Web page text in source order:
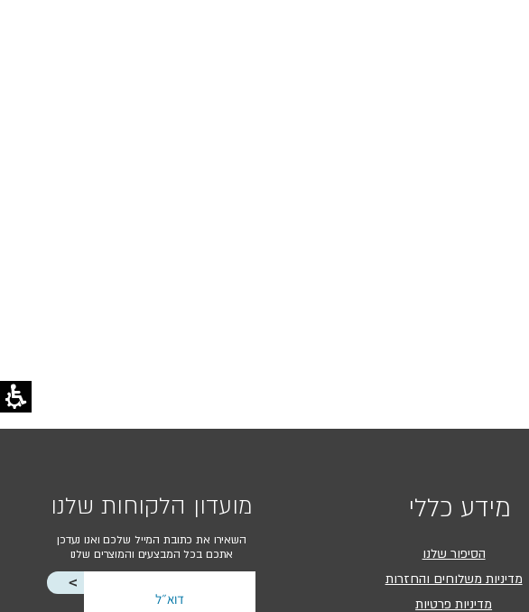
מועדון הלקוחות שלנו
השאירו את כתובת המייל שלכם ואנו נעדכן
אתכם בכל המבצעים והמוצרים שלנו
<
מידע כללי
הסיפור שלנו
מדיניות משלוחים והחזרות
מדיניות פרטיות